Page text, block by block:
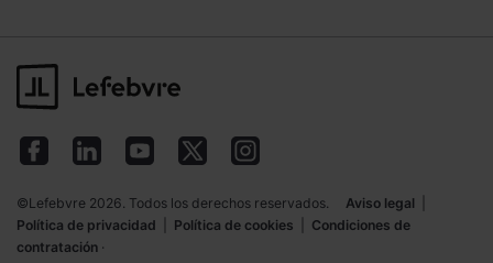
©Lefebvre 2026. Todos los derechos reservados. Aviso legal
Política de privacidad
Política de cookies
Condiciones de
contratación ·